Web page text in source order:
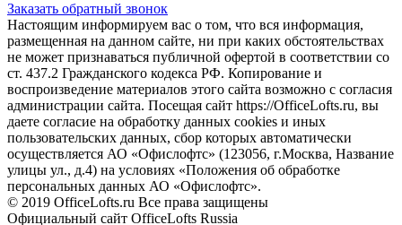
Заказать обратный звонок
Настоящим информируем вас о том, что вся информация,
размещенная на данном сайте, ни при каких обстоятельствах
не может признаваться публичной офертой в соответствии со
ст. 437.2 Гражданского кодекса РФ. Копирование и
воспроизведение материалов этого сайта возможно с согласия
администрации сайта. Посещая сайт https://OfficeLofts.ru, вы
даете согласие на обработку данных cookies и иных
пользовательских данных, сбор которых автоматически
осуществляется АО «Офислофтс» (123056, г.Москва, Название
улицы ул., д.4) на условиях «Положения об обработке
персональных данных АО «Офислофтс».
© 2019 OfficeLofts.ru Все права защищены
Официальный сайт OfficeLofts Russia